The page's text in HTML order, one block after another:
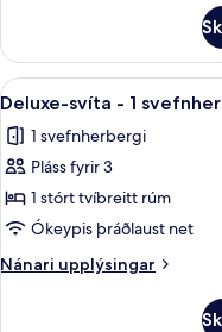
að
sundlaug
herbergi
1
vísar
sundlaug
Skoða
allar
myndir
fyrir
Deluxe-
svíta
-
1
15
Deluxe-svíta - 1
1 svefnherbergi
Pláss fyrir 3
1 stórt tvíbreitt rúm
Ókeypis þráðlaust net
Nánari upplýsingar
Nánari